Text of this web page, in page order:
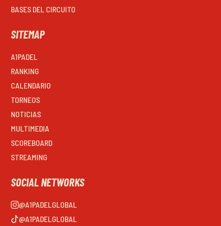
BASES DEL CIRCUITO
SITEMAP
A1PADEL
RANKING
CALENDARIO
TORNEOS
NOTICIAS
MULTIMEDIA
SCOREBOARD
STREAMING
SOCIAL NETWORKS
@A1PADELGLOBAL
@A1PADELGLOBAL